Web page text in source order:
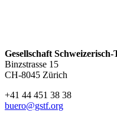
Gesellschaft
Binzstrasse 15
CH-8045 Zürich
+41 44 451 38 38
buero@gstf.org